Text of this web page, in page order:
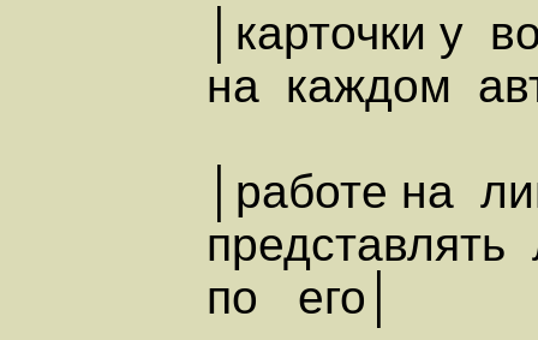
│карточки у
на каждом
│работе на
по его│